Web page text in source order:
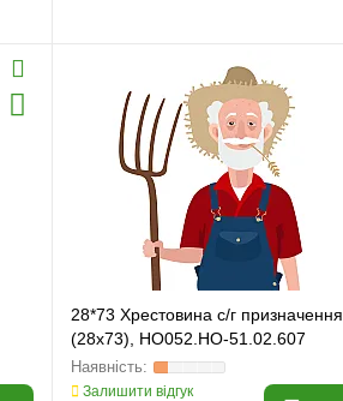
28*73 Хрестовина с/г призначення
(28x73), HO052.HO-51.02.607
Залишити відгук